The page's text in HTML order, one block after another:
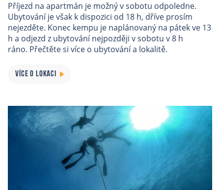
Příjezd na apartmán je možný v sobotu odpoledne.
Ubytování je však k dispozici od 18 h, dříve prosím
nejezděte. Konec kempu je naplánovaný na pátek ve 13
h a odjezd z ubytování nejpozději v sobotu v 8 h
ráno. Přečtěte si více o ubytování a lokalitě.
VÍCE O LOKACI